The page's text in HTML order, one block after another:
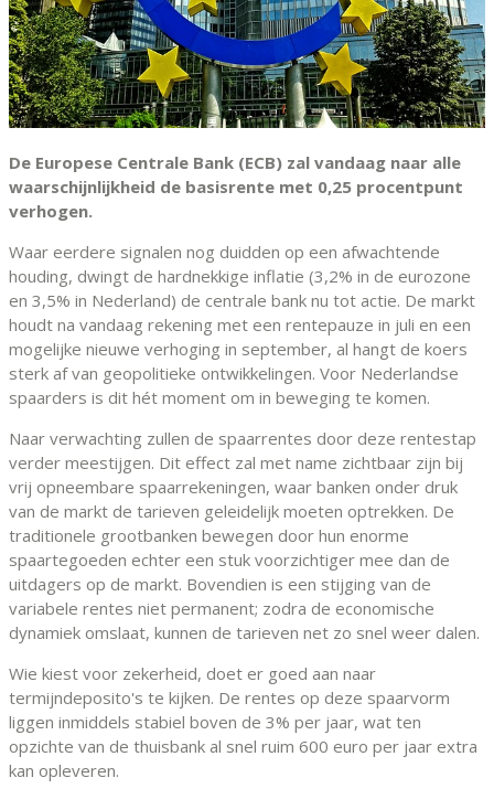
De Europese Centrale Bank (ECB) zal vandaag naar alle
waarschijnlijkheid de basisrente met 0,25 procentpunt
verhogen.
Waar eerdere signalen nog duidden op een afwachtende
houding, dwingt de hardnekkige inflatie (3,2% in de eurozone
en 3,5% in Nederland) de centrale bank nu tot actie. De markt
houdt na vandaag rekening met een rentepauze in juli en een
mogelijke nieuwe verhoging in september, al hangt de koers
sterk af van geopolitieke ontwikkelingen. Voor Nederlandse
spaarders is dit hét moment om in beweging te komen.
Naar verwachting zullen de spaarrentes door deze rentestap
verder meestijgen. Dit effect zal met name zichtbaar zijn bij
vrij opneembare spaarrekeningen, waar banken onder druk
van de markt de tarieven geleidelijk moeten optrekken. De
traditionele grootbanken bewegen door hun enorme
spaartegoeden echter een stuk voorzichtiger mee dan de
uitdagers op de markt. Bovendien is een stijging van de
variabele rentes niet permanent; zodra de economische
dynamiek omslaat, kunnen de tarieven net zo snel weer dalen.
Wie kiest voor zekerheid, doet er goed aan naar
termijndeposito's te kijken. De rentes op deze spaarvorm
liggen inmiddels stabiel boven de 3% per jaar, wat ten
opzichte van de thuisbank al snel ruim 600 euro per jaar extra
kan opleveren.